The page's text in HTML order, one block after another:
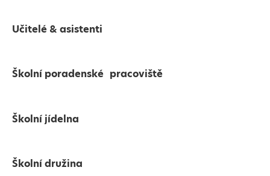
Učitelé & asistenti
Školní poradenské pracoviště
Školní jídelna
Školní družina